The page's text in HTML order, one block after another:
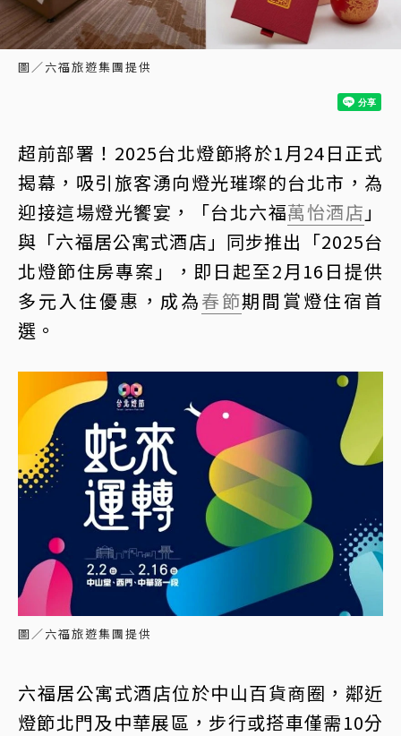
圖／六福旅遊集團提供
超前部署！2025台北燈節將於1月24日正式
揭幕，吸引旅客湧向燈光璀璨的台北市，為
迎接這場燈光饗宴，「台北六福萬怡酒店 」
與「六福居公寓式酒店」同步推出「2025台
北燈節住房專案」，即日起至2月16日提供
多元入住優惠，成為春節期間賞燈住宿首
選。
圖／六福旅遊集團提供
六福居公寓式酒店位於中山百貨商圈，鄰近
燈節北門及中華展區，步行或搭車僅需10分